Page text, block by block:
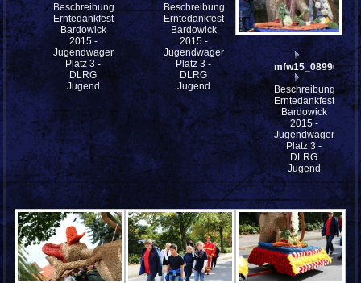
Beschreibung:
Erntedankfest
Bardowick
2015 -
Jugendwagen
Platz 3 -
DLRG
Jugend
Beschreibung:
Erntedankfest
Bardowick
2015 -
Jugendwagen
Platz 3 -
DLRG
Jugend
mfw15_089903w
Beschreibung:
Erntedankfest
Bardowick
2015 -
Jugendwagen
Platz 3 -
DLRG
Jugend